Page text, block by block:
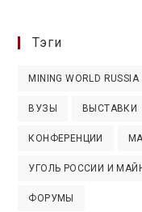
Тэги
MINING WORLD RUSSIA
ВУЗЫ ВЫСТАВКИ
КОНФЕРЕНЦИИ
УГОЛЬ РОССИИ И
ФОРУМЫ